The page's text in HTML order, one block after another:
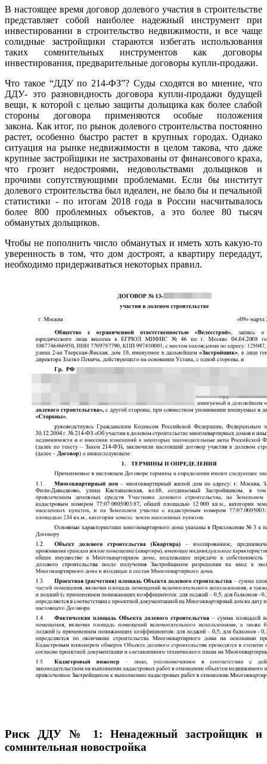
В настоящее время договор долевого участия в строительстве
представляет собой наиболее надежный инструмент при
инвестировании в строительство недвижимости, и все чаще
солидные застройщики стараются избегать использования
таких сомнительных инструментов как договоры
инвестирования, предварительные договоры купли-продажи.
Что такое “ДДУ по 214-ФЗ”? Суды сходятся во мнение, что
ДДУ- это разновидность договора купли-продажи будущей
вещи, к которой с целью защиты дольщика как более слабой
стороны договора применяются особые положения
закона. Как итог, по рынок долевого строительства постоянно
растет, особенно быстро растет в крупных городах. Однако
ситуация на рынке недвижимости в целом такова, что даже
крупные застройщики не застрахованы от финансового краха,
что грозит недостроями, недовольствами дольщиков и
прочими сопутствующими проблемами. Если бы институт
долевого строительства был идеален, не было бы и печальной
статистики - по итогам 2018 года в России насчитывалось
более 800 проблемных объектов, а это более 80 тысяч
обманутых дольщиков.
Чтобы не пополнить число обманутых и иметь хоть какую-то
уверенность в том, что дом достроят, а квартиру передадут,
необходимо придерживаться некоторых правил.
Риск ДДУ № 1: Ненадежный застройщик и
сомнительная новостройка